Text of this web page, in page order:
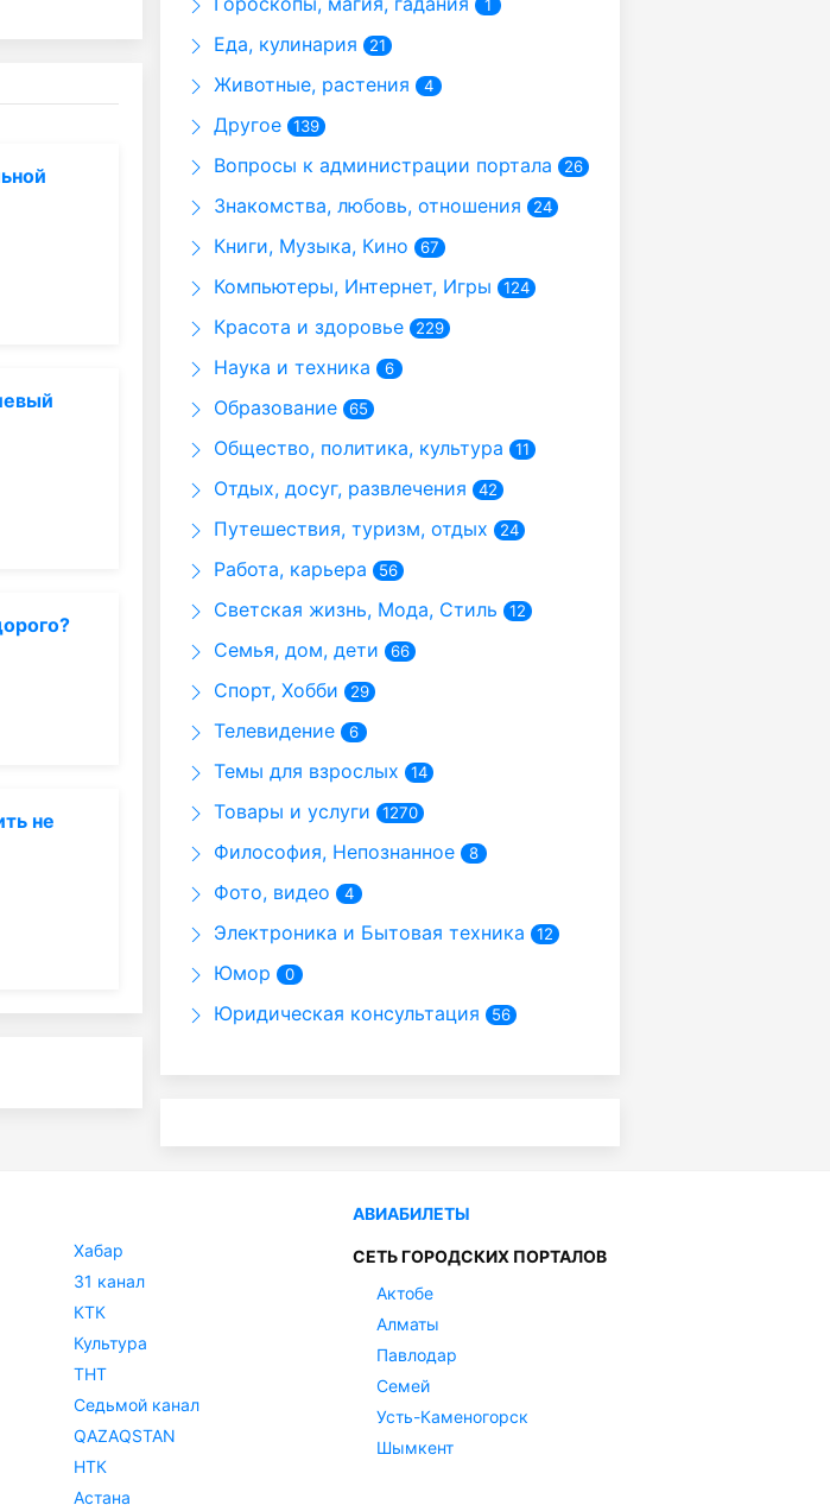
не
1
Еда, кулинария 21
Животные, растения 4
Другое 139
Вопросы к администрации портала 26
Знакомства, любовь, отношения 24
Книги, Музыка, Кино 67
Компьютеры, Интернет, Игры 124
Красота и здоровье 229
Наука и техника 6
Образование 65
Общество, политика, культура 11
Отдых, досуг, развлечения 42
Путешествия, туризм, отдых 24
Работа, карьера 56
Светская жизнь, Мода, Стиль 12
Семья, дом, дети 66
Спорт, Хобби 29
Телевидение 6
Темы для взрослых 14
Товары и услуги 1270
Философия, Непознанное 8
Фото, видео 4
Электроника и Бытовая техника 12
Юмор 0
Юридическая консультация 56
Хабар
31 канал
КТК
Культура
ТНТ
Седьмой канал
QAZAQSTAN
НТК
Астана
АВИАБИЛЕТЫ
СЕТЬ ГОРОДСКИХ ПОРТАЛОВ
Актобе
Алматы
Павлодар
Семей
Усть-Каменогорск
Шымкент